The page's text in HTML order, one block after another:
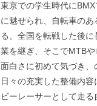
東京での学生時代に
に魅せられ、自転車のあ
る。全国を転戦した後に
業を継ぎ、そこでMTB
面白さに初めて気づき、
日々の充実した整備内容
ビーレーサーとして走る